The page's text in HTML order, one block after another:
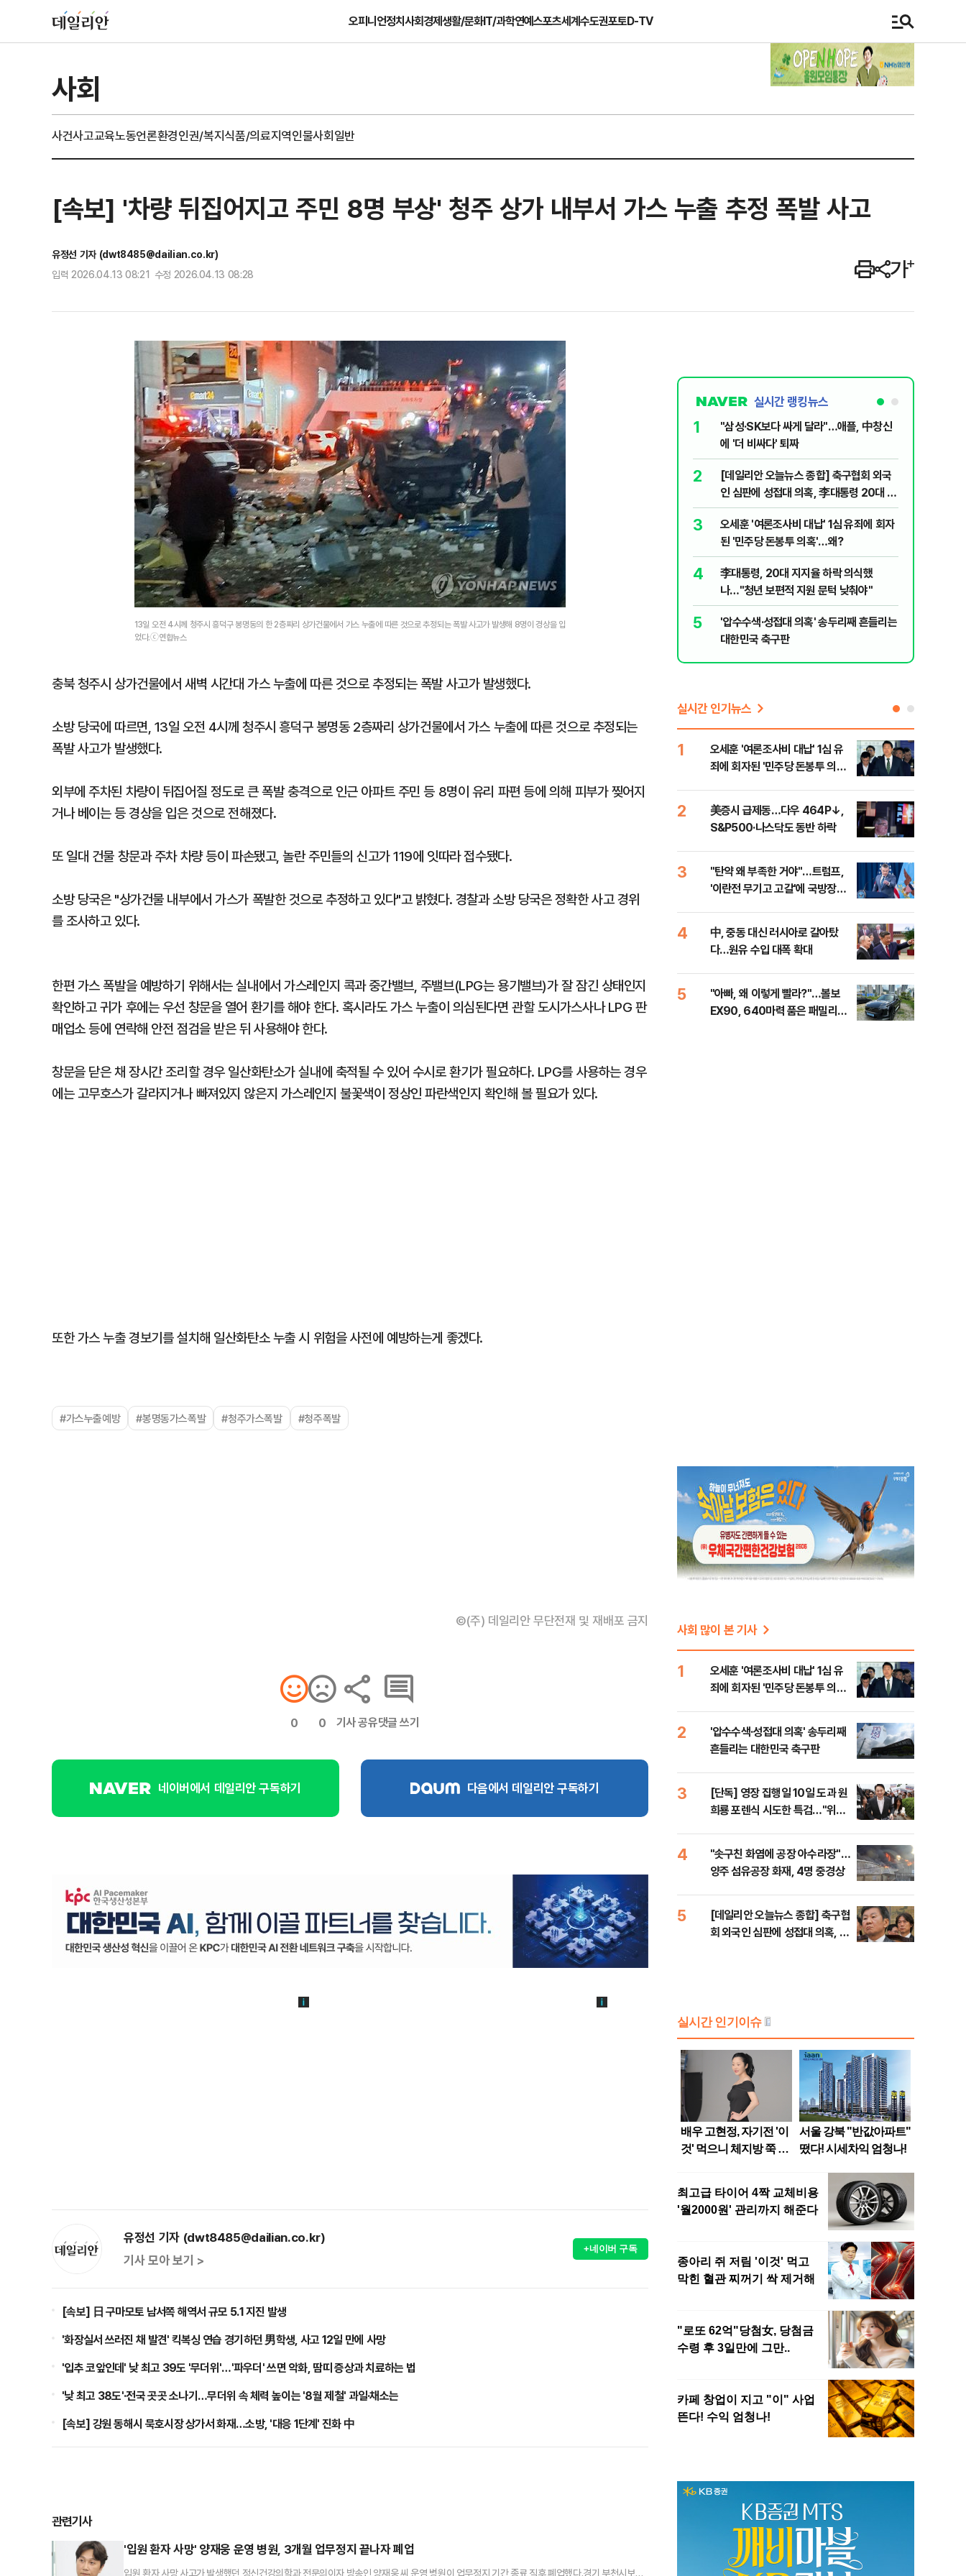
오피니언정치사회경제생활/문화IT/과학연예스포츠세계수도권포토D-TV
사회
사건사고교육노동언론환경인권/복지식품/의료지역인물사회일반
[속보] '차량 뒤집어지고 주민 8명 부상' 청주 상가 내부서 가스 누출 추정 폭발 사고
유정선 기자 (dwt8485@dailian.co.kr)
입력 2026.04.13 08:21 수정 2026.04.13 08:28
13일 오전 4시께 청주시 흥덕구 봉명동의 한 2층짜리 상가건물에서 가스 누출에 따른 것으로 추정되는 폭발 사고가 발생해 8명이 경상을 입
었다.ⓒ연합뉴스
충북 청주시 상가건물에서 새벽 시간대 가스 누출에 따른 것으로 추정되는 폭발 사고가 발생했다.
소방 당국에 따르면, 13일 오전 4시께 청주시 흥덕구 봉명동 2층짜리 상가건물에서 가스 누출에 따른 것으로 추정되는
폭발 사고가 발생했다.
외부에 주차된 차량이 뒤집어질 정도로 큰 폭발 충격으로 인근 아파트 주민 등 8명이 유리 파편 등에 의해 피부가 찢어지
거나 베이는 등 경상을 입은 것으로 전해졌다.
또 일대 건물 창문과 주차 차량 등이 파손됐고, 놀란 주민들의 신고가 119에 잇따라 접수됐다.
소방 당국은 "상가건물 내부에서 가스가 폭발한 것으로 추정하고 있다"고 밝혔다. 경찰과 소방 당국은 정확한 사고 경위
를 조사하고 있다.
한편 가스 폭발을 예방하기 위해서는 실내에서 가스레인지 콕과 중간밸브, 주밸브(LPG는 용기밸브)가 잘 잠긴 상태인지
확인하고 귀가 후에는 우선 창문을 열어 환기를 해야 한다. 혹시라도 가스 누출이 의심된다면 관할 도시가스사나 LPG 판
매업소 등에 연락해 안전 점검을 받은 뒤 사용해야 한다.
창문을 닫은 채 장시간 조리할 경우 일산화탄소가 실내에 축적될 수 있어 수시로 환기가 필요하다. LPG를 사용하는 경우
에는 고무호스가 갈라지거나 빠져있지 않은지 가스레인지 불꽃색이 정상인 파란색인지 확인해 볼 필요가 있다.
또한 가스 누출 경보기를 설치해 일산화탄소 누출 시 위험을 사전에 예방하는게 좋겠다.
#가스누출예방 #봉명동가스폭발 #청주가스폭발 #청주폭발
©(주) 데일리안 무단전재 및 재배포 금지
0 0 기사 공유댓글 쓰기
네이버에서 데일리안 구독하기 다음에서 데일리안 구독하기
유정선 기자 (dwt8485@dailian.co.kr)
기사 모아 보기 >
+네이버 구독
[속보] 日 구마모토 남서쪽 해역서 규모 5.1 지진 발생
'화장실서 쓰러진 채 발견' 킥복싱 연습 경기하던 男학생, 사고 12일 만에 사망
'입추 코앞인데' 낮 최고 39도 '무더위'…'파우더' 쓰면 악화, 땀띠 증상과 치료하는 법
'낮 최고 38도'·전국 곳곳 소나기…무더위 속 체력 높이는 '8월 제철' 과일·채소는
[속보] 강원 동해시 묵호시장 상가서 화재…소방, '대응 1단계' 진화 中
관련기사
'입원 환자 사망' 양재웅 운영 병원, 3개월 업무정지 끝나자 폐업
입원 환자 사망 사고가 발생했던 정신건강의학과 전문의이자 방송인 양재웅 씨 운영 병원이 업무정지 기간 종료 직후 폐업했다.경기 부천시보건
실시간 랭킹뉴스
1
"삼성·SK보다 싸게 달라"…애플, 中창신
에 '더 비싸다' 퇴짜
2
[데일리안 오늘뉴스 종합] 축구협회 외국
인 심판에 성접대 의혹, 李대통령 20대 지
지율 하락 의식했나, 삼전닉스 올인은 금
물, SK하이닉스 프리마켓 시초가 논란 재
점화, 김민석 "과반 승리 가능성 99%" 등
3
오세훈 '여론조사비 대납' 1심 유죄에 회자
된 '민주당 돈봉투 의혹'…왜?
4
李대통령, 20대 지지율 하락 의식했
나…"청년 보편적 지원 문턱 낮춰야"
5
'압수수색·성접대 의혹' 송두리째 흔들리는
대한민국 축구판
실시간 인기뉴스
1
오세훈 '여론조사비 대납' 1심 유
죄에 회자된 '민주당 돈봉투 의
2
美증시 급제동…다우 464P↓,
S&P500·나스닥도 동반 하락
3
"탄약 왜 부족한 거야"…트럼프,
'이란전 무기고 고갈'에 국방장관
4
中, 중동 대신 러시아로 갈아탔
다…원유 수입 대폭 확대
5
"아빠, 왜 이렇게 빨라?"…볼보
EX90, 640마력 품은 패밀리카
사회 많이 본 기사
1
오세훈 '여론조사비 대납' 1심 유
죄에 회자된 '민주당 돈봉투 의
2
'압수수색·성접대 의혹' 송두리째
흔들리는 대한민국 축구판
3
[단독] 영장 집행일 10일 도과 원
희룡 포렌식 시도한 특검…"위법
4
"솟구친 화염에 공장 아수라장"…
양주 섬유공장 화재, 4명 중경상
5
[데일리안 오늘뉴스 종합] 축구협
회 외국인 심판에 성접대 의혹, 李
99%" 등